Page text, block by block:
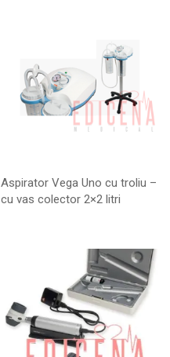
Aspirator Vega Uno cu troliu –
cu vas colector 2×2 litri